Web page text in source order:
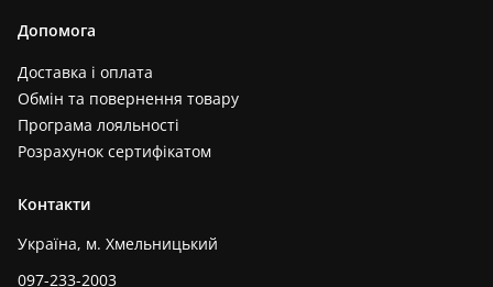
Допомога
Доставка і оплата
Обмін та повернення товару
Програма лояльності
Розрахунок сертифікатом
Контакти
Україна, м. Хмельницький
097-233-2003